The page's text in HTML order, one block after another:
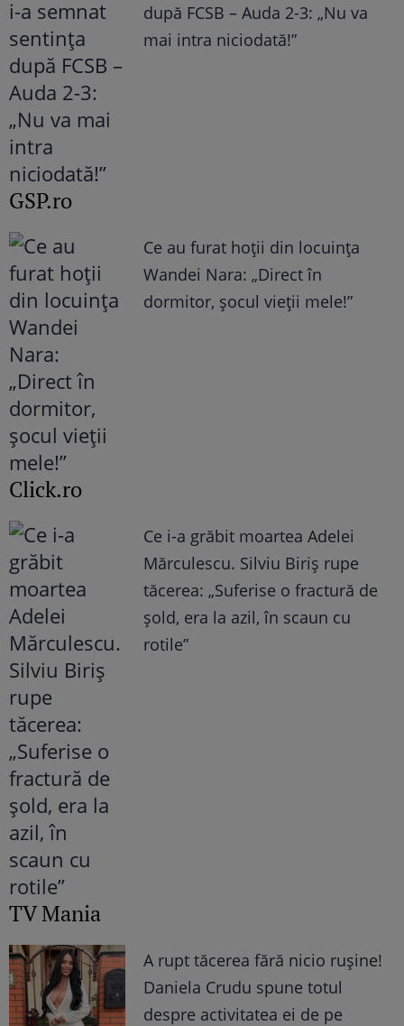
după FCSB – Auda 2-3: „Nu va
mai intra niciodată!”
GSP.ro
Ce au furat hoții din locuința
Wandei Nara: „Direct în
dormitor, șocul vieții mele!”
Click.ro
Ce i-a grăbit moartea Adelei
Mărculescu. Silviu Biriș rupe
tăcerea: „Suferise o fractură de
șold, era la azil, în scaun cu
rotile”
TV Mania
A rupt tăcerea fără nicio rușine!
Daniela Crudu spune totul
despre activitatea ei de pe